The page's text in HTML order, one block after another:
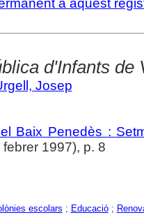
a aquest
d'Infants de
Josep
Baix Penedès :
1997), p. 8
escolars ; Educació;